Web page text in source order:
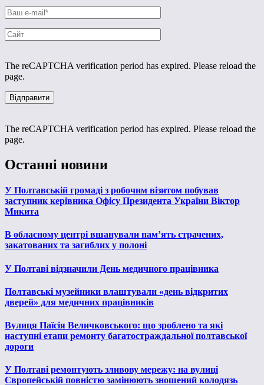
The reCAPTCHA verification period has expired. Please reload the
page.
The reCAPTCHA verification period has expired. Please reload the
page.
Останні новини
У Полтавській громаді з робочим візитом побував
заступник керівника Офісу Президента України Віктор
Микита
В обласному центрі вшанували пам’ять страчених,
закатованих та загиблих у полоні
У Полтаві відзначили День медичного працівника
Полтавські музейники влаштували «день відкритих
дверей» для медичних працівників
Вулиця Паїсія Величковського: що зроблено та які
наступні етапи ремонту багатостраждальної полтавської
дороги
У Полтаві ремонтують зливову мережу: на вулиці
Європейській повністю замінюють зношений колодязь